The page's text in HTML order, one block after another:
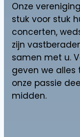
Onze
stuk voor stuk
concerten,
zijn
samen met u.
geven we alles
onze passie
midden.